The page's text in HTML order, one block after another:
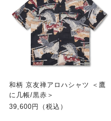
和柄 京友禅アロハシャツ ＜鷹
に几帳/黒赤＞
39,600円（税込）